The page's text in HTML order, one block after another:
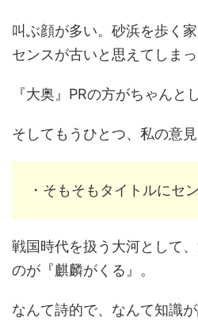
叫ぶ顔が多い。砂浜を歩く
センスが古いと思えてしまっ
『大奥』PRの方がちゃんと
そしてもうひとつ、私の意見
・そもそもタイトルにセ
戦国時代を扱う大河として
のが『麒麟がくる』。
なんて詩的で、なんて知識